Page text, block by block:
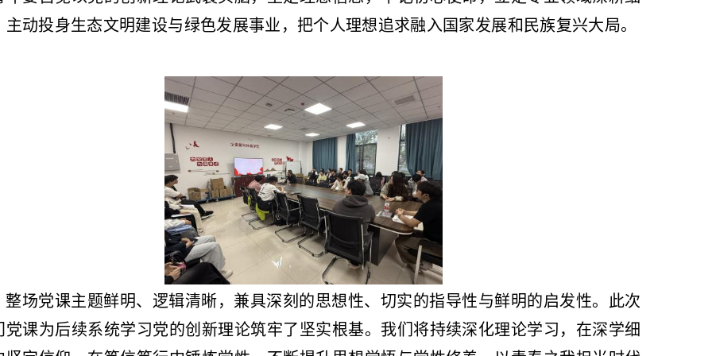
主动投身生态文明建设与绿色发展事业，把个人理想追求融入国家发展和民族复兴大局。
整场党课主题鲜明、逻辑清晰，兼具深刻的思想性、切实的指导性与鲜明的启发性。此次
党课为后续系统学习党的创新理论筑牢了坚实根基。我们将持续深化理论学习，在深学细